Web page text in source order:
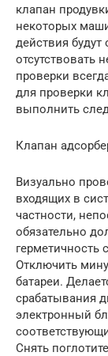
клапан
некоторых
действия будут
отсутствовать
проверки
для проверки
выполнить
Клапан
Визуально
входящих в
частности,
обязательно
герметичность
Отключить
батареи.
срабатывания
электронный
Снять